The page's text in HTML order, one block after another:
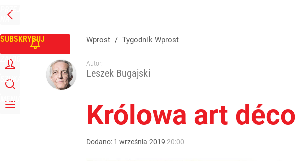
PRZEJDŹ
NA
GŁÓWNĄ
SUBSKRYBUJ
ZALOGUJ
SZUKAJ
MENU
Wprost / Tygodnik Wprost
Autor:
Leszek Bugajski
Królowa art déco
Dodano: 1 września 2019 20:00